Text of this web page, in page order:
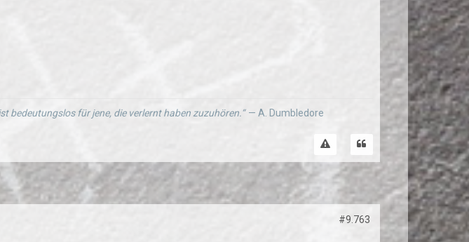
bedeutungslos für jene, die verlernt haben zuzuhören.“ — A. Dumbledore
#9.763